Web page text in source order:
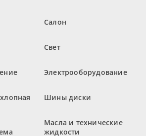
Салон
Свет
Электрооборудование
Шины диски
Масла и технические
жидкости